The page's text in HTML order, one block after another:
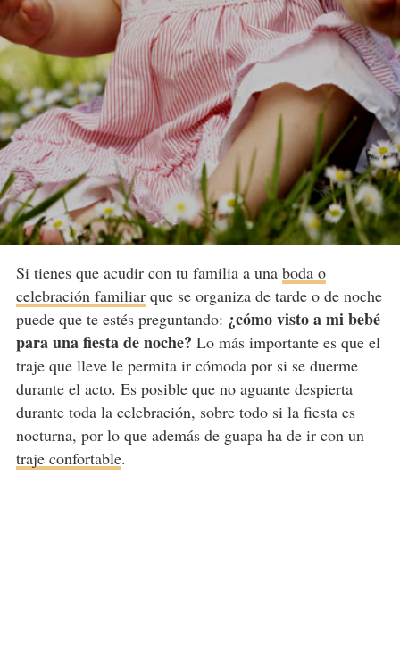
Si tienes que acudir con tu familia a una boda o
celebración familiarque se organiza de tarde o de noche
puede que te estés preguntando: ¿cómo visto a mi bebé
para una fiesta de noche? Lo más importante es que el
traje que lleve le permita ir cómoda por si se duerme
durante el acto. Es posible que no aguante despierta
durante toda la celebración, sobre todo si la fiesta es
nocturna, por lo que además de guapa ha de ir con un
traje confortable.